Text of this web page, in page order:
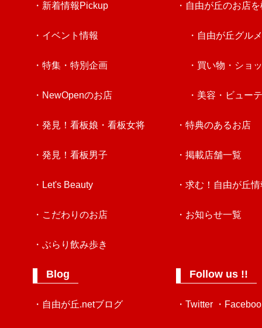
・新着情報Pickup
・イベント情報
・特集・特別企画
・NewOpenのお店
・発見！看板娘・看板女将
・発見！看板男子
・Let's Beauty
・こだわりのお店
・ぶらり飲み歩き
Blog
・自由が丘.netブログ
・自由が丘のお店
・自由が丘グルメ
・買い物・ショ
・美容・ビュー
・特典のあるお店
・掲載店舗一覧
・求む！自由が丘
・お知らせ一覧
Follow us !!
・Twitter ・